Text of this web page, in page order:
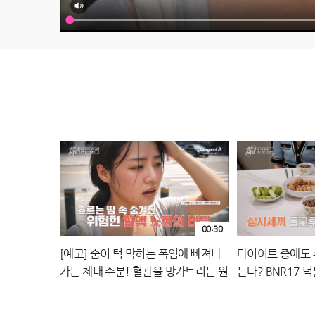
[예고] 숨이 턱 막히는 폭염에 빠져나
가는 체내 수분! 혈관을 망가트리는 원
00:30
다이어트 중에도
는다? BNR17